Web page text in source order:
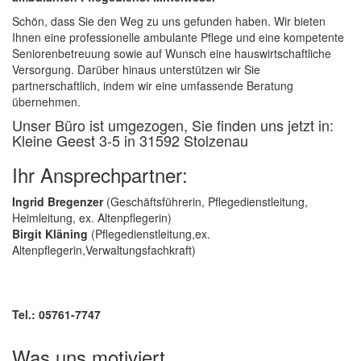
Schön, dass Sie den Weg zu uns gefunden haben. Wir bieten
Ihnen eine professionelle ambulante Pflege und eine kompetente
Seniorenbetreuung sowie auf Wunsch eine hauswirtschaftliche
Versorgung. Darüber hinaus unterstützen wir Sie
partnerschaftlich, indem wir eine umfassende Beratung
übernehmen.
Unser Büro ist umgezogen, Sie finden uns jetzt in:
Kleine Geest 3-5 in 31592 Stolzenau
Ihr Ansprechpartner:
Ingrid Bregenzer(Geschäftsführerin, Pflegedienstleitung,
Heimleitung, ex. Altenpflegerin)
Birgit Kläning (Pflegedienstleitung,ex.
Altenpflegerin,Verwaltungsfachkraft)
Tel.: 05761-7747